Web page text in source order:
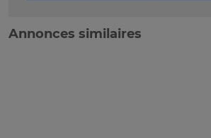
Annonces similaires